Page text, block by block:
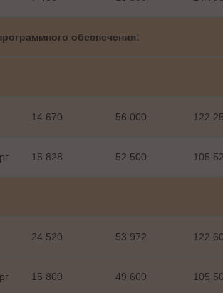
обеспечения:
14 670 56 000 122
15 828 52 500 105
24 520 53 972 122
15 800 49 600 105